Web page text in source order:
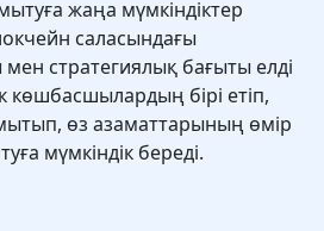
жаңа мүмкіндіктер
саласындағы
стратегиялық бағыты елді
көшбасшылардың бірі етіп,
өз азаматтарының өмір
мүмкіндік береді.